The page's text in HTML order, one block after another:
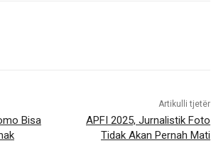
Bisa
Artikulli tjetër
APFI 2025, Jurnalistik Foto
Tidak Akan Pernah Mati